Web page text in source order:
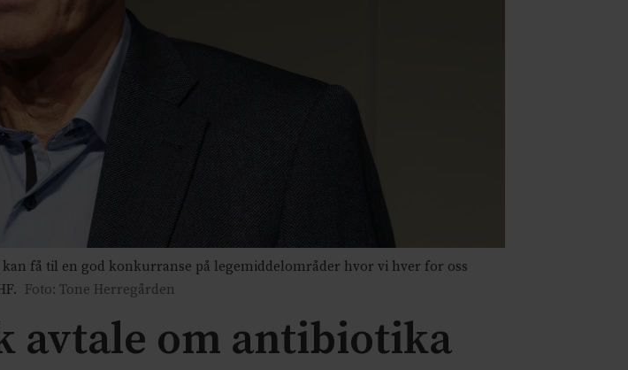
kan få til en god konkurranse på legemiddelområder hvor vi hver for oss
Foto: Tone Herregården
avtale om antibiotika